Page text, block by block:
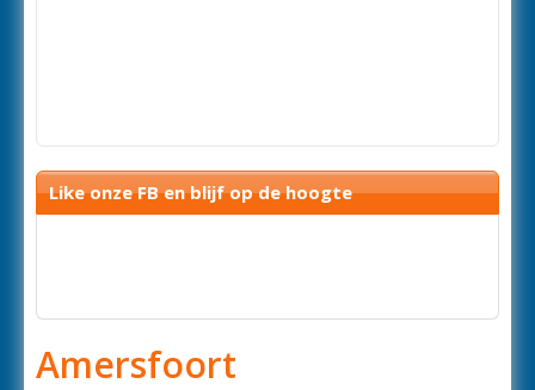
Like onze FB en blijf op de hoogte
Amersfoort